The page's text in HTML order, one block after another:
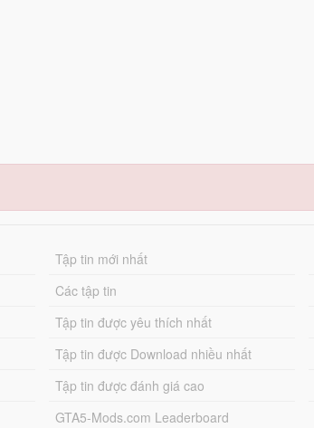
Tập tin mới nhất
Các tập tin
Tập tin được yêu thích nhất
Tập tin được Download nhiều nhất
Tập tin được đánh giá cao
GTA5-Mods.com Leaderboard